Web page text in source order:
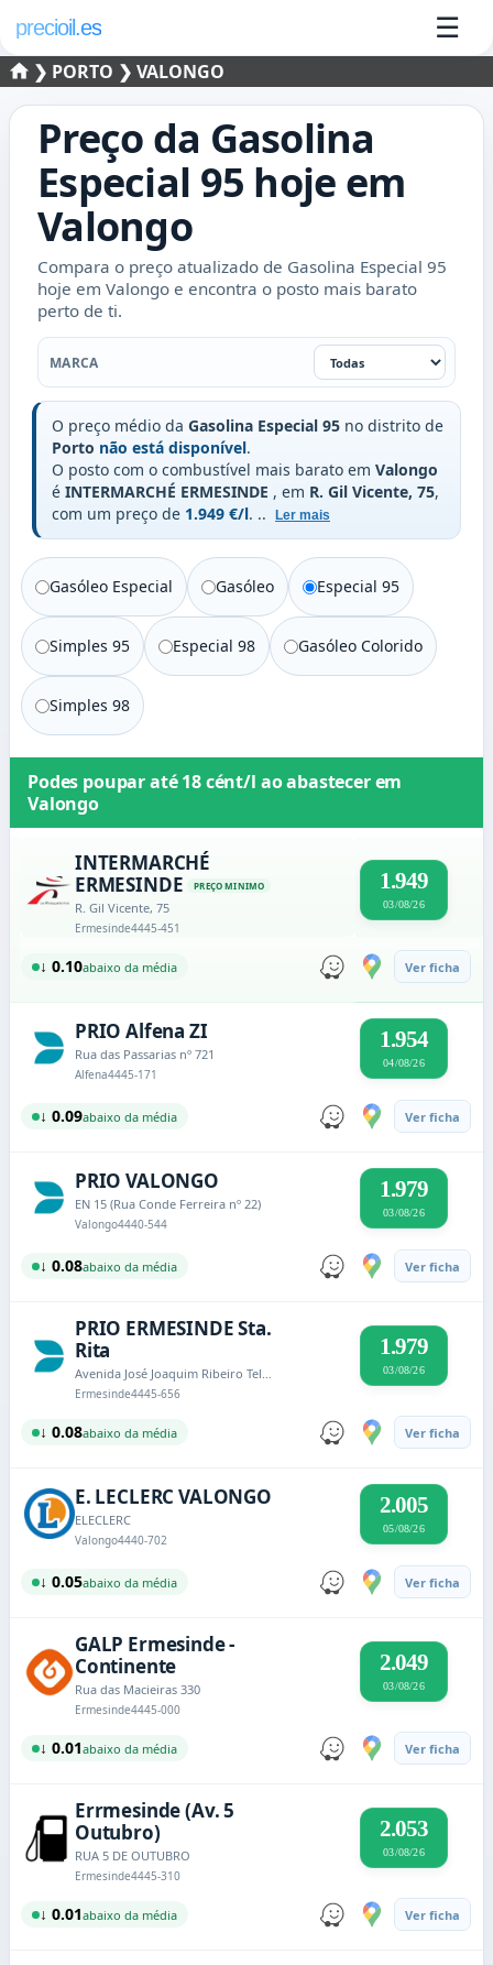
precioil.es ☰
❯ PORTO ❯ VALONGO
Preço da Gasolina
Especial 95 hoje em
Valongo
Compara o preço atualizado de Gasolina Especial 95
hoje em Valongo e encontra o posto mais barato
perto de ti.
Marca
MARCA
O preço médio da Gasolina Especial 95 no distrito de
Porto não está disponível.
O posto com o combustível mais barato em Valongo
é INTERMARCHÉ ERMESINDE , em R. Gil Vicente, 75,
com um preço de 1.949 €/l. .. Ler mais
Gasóleo Especial Gasóleo Especial 95
Simples 95 Especial 98 Gasóleo Colorido
Simples 98
Podes poupar até18 cént/l ao abastecer em
Valongo
INTERMARCHÉ
ERMESINDE
PREÇO MINIMO
R. Gil Vicente, 75
Ermesinde4445-451
1.949
03/08/26
↓ 0.10abaixo da média Ver ficha
PRIO Alfena ZI
Rua das Passarias nº 721
Alfena4445-171
1.954
04/08/26
↓ 0.09abaixo da média Ver ficha
PRIO VALONGO
EN 15 (Rua Conde Ferreira nº 22)
Valongo4440-544
1.979
03/08/26
↓ 0.08abaixo da média Ver ficha
PRIO ERMESINDE Sta.
Rita
Avenida José Joaquim Ribeiro Teles, nº 280
Ermesinde4445-656
1.979
03/08/26
↓ 0.08abaixo da média Ver ficha
E. LECLERC VALONGO
ELECLERC
Valongo4440-702
2.005
05/08/26
↓ 0.05abaixo da média Ver ficha
GALP Ermesinde -
Continente
Rua das Macieiras 330
Ermesinde4445-000
2.049
03/08/26
↓ 0.01abaixo da média Ver ficha
Errmesinde (Av. 5
Outubro)
RUA 5 DE OUTUBRO
Ermesinde4445-310
2.053
03/08/26
↓ 0.01abaixo da média Ver ficha